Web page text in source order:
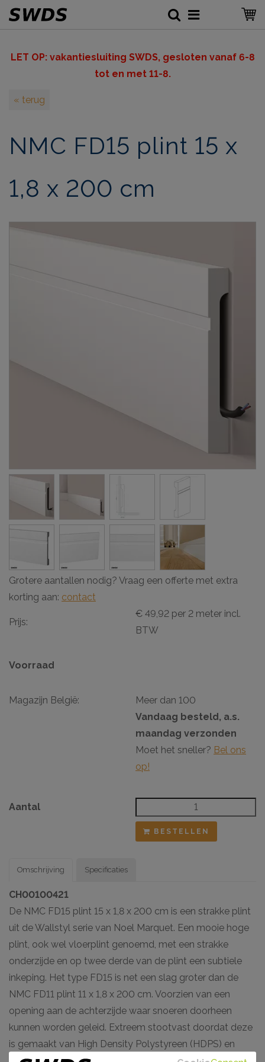
LET OP: vakantiesluiting SWDS, gesloten vanaf 6-8
tot en met 11-8.
« terug
NMC FD15 plint 15 x
1,8 x 200 cm
Grotere aantallen nodig? Vraag een offerte met extra
korting aan: contact
Prijs:
€ 49,92 per 2 meter incl.
BTW
Voorraad
Magazijn België:
Meer dan 100
Vandaag besteld, a.s.
maandag verzonden
Moet het sneller? Bel ons
op!
Aantal
BESTELLEN
Omschrijving
CH00100421
De NMC FD15 plint 15 x 1,8 x 200 cm is een strakke plint
uit de Wallstyl serie van Noel Marquet. Een mooie hoge
plint, ook wel vloerplint genoemd, met een strakke
onderzijde en op twee derde van de plint een subtiele
inkeping. Het type FD15 is net een slag groter dan de
NMC FD11 plint 11 x 1,8 x 200 cm. Voorzien van een
opening aan de achterzijde waar snoeren doorheen
kunnen worden geleid. Extreem stootvast doordat deze
is gemaakt van High Density Polystyreen (HDPS) en
Specificaties